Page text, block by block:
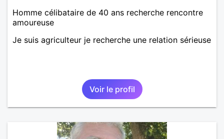
Homme célibataire de 40 ans recherche rencontre
amoureuse
Je suis agriculteur je recherche une relation sérieuse
Voir le profil